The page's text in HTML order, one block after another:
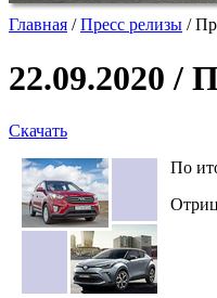
Главная /Пресс релизы /
22.09.2020 /
Скачать
По